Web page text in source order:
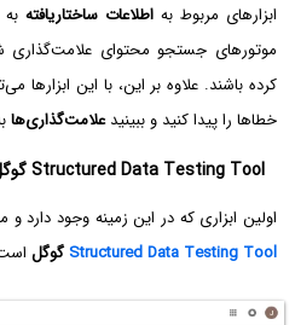
ابزارهای مربوط به اطلاعات ساختاریافته
موتورهای جستجو محتوای علامت‌گذاری
کرده باشند. علاوه بر این، با این ابزارها
خطاها را پیدا کنید و ببینیدعلامت‌گذاری‌ها
Structured Data Testing Tool گوگل
اولین ابزاری که در این زمینه وجود دارد
Structured Data Testing Tool گوگل